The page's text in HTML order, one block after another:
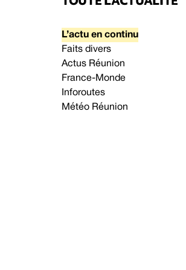
L’actu en continu
Faits divers
Actus Réunion
France-Monde
Inforoutes
Météo Réunion